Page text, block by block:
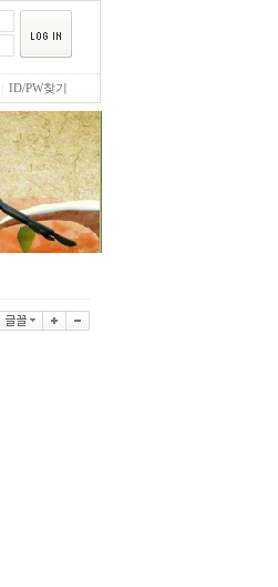
ID/PW찾기